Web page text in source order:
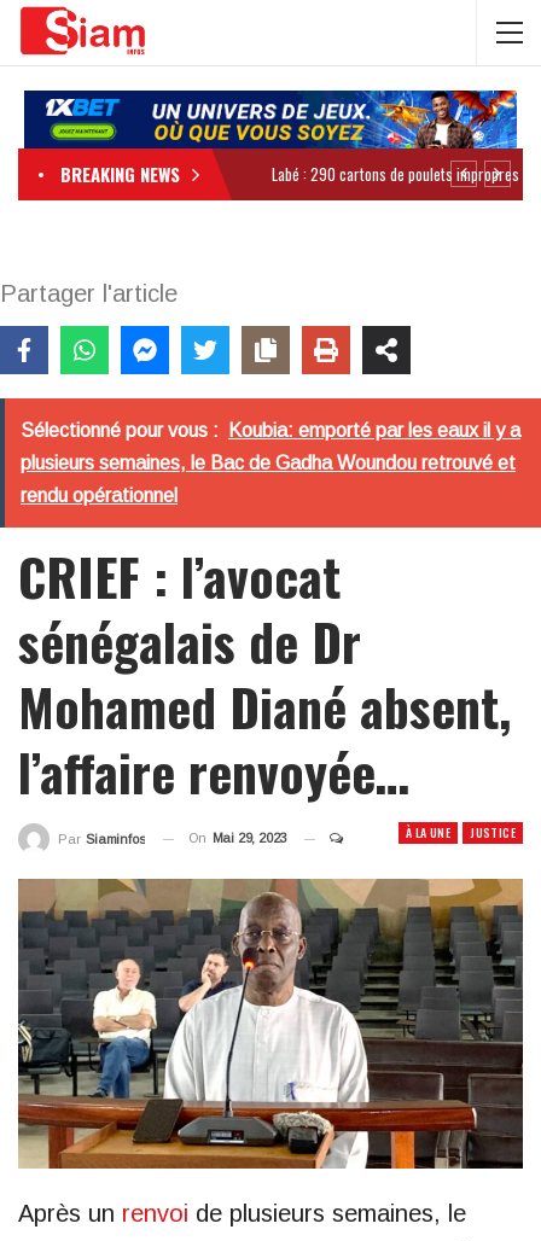
BREAKING NEWS
Partager l'article
Sélectionné pour vous :
Koubia: emporté par les eaux il y a
plusieurs semaines, le Bac de Gadha Woundou retrouvé et
rendu opérationnel
CRIEF : l’avocat
sénégalais de Dr
Mohamed Diané absent,
l’affaire renvoyée…
À LA UNE JUSTICE
Par Siaminfos On Mai 29, 2023
Après un renvoi de plusieurs semaines, le